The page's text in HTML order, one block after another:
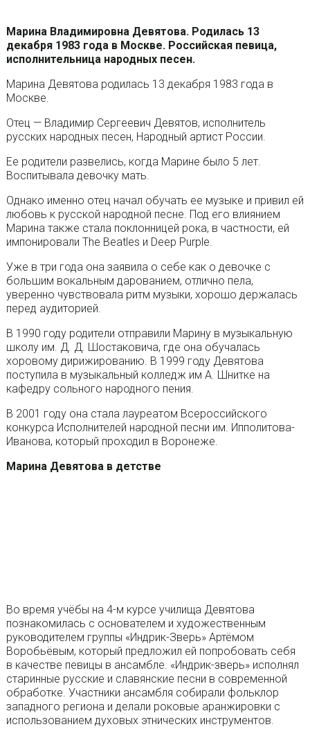
Марина Владимировна Девятова. Родилась 13
декабря 1983 года в Москве. Российская певица,
исполнительница народных песен.
Марина Девятова родилась 13 декабря 1983 года в
Москве.
Отец — Владимир Сергеевич Девятов, исполнитель
русских народных песен, Народный артист России.
Ее родители развелись, когда Марине было 5 лет.
Воспитывала девочку мать.
Однако именно отец начал обучать ее музыке и привил ей
любовь к русской народной песне. Под его влиянием
Марина также стала поклонницей рока, в частности, ей
импонировали The Beatles и Deep Purple.
Уже в три года она заявила о себе как о девочке с
большим вокальным дарованием, отлично пела,
уверенно чувствовала ритм музыки, хорошо держалась
перед аудиторией.
В 1990 году родители отправили Марину в музыкальную
школу им. Д. Д. Шостаковича, где она обучалась
хоровому дирижированию. В 1999 году Девятова
поступила в музыкальный колледж им А. Шнитке на
кафедру сольного народного пения.
В 2001 году она стала лауреатом Всероссийского
конкурса Исполнителей народной песни им. Ипполитова-
Иванова, который проходил в Воронеже.
Марина Девятова в детстве
Во время учёбы на 4-м курсе училища Девятова
познакомилась с основателем и художественным
руководителем группы «Индрик-Зверь» Артёмом
Воробьёвым, который предложил ей попробовать себя
в качестве певицы в ансамбле. «Индрик-зверь» исполнял
старинные русские и славянские песни в современной
обработке. Участники ансамбля собирали фольклор
западного региона и делали роковые аранжировки с
использованием духовых этнических инструментов.